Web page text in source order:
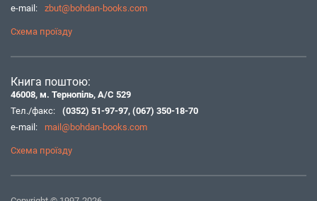
e-mail:
zbut@bohdan-books.com
Схема проїзду
Книга поштою:
46008, м. Тернопіль, А/С 529
Тел./факс:
(0352) 51-97-97, (067) 350-18-70
e-mail:
mail@bohdan-books.com
Схема проїзду